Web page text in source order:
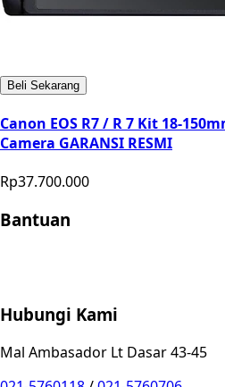
Beli Sekarang
Canon EOS R7 / R 7 Kit 18-
Camera GARANSI RESMI
Rp37.700.000
Bantuan
Hubungi Kami
Mal Ambasador Lt Dasar 43-45